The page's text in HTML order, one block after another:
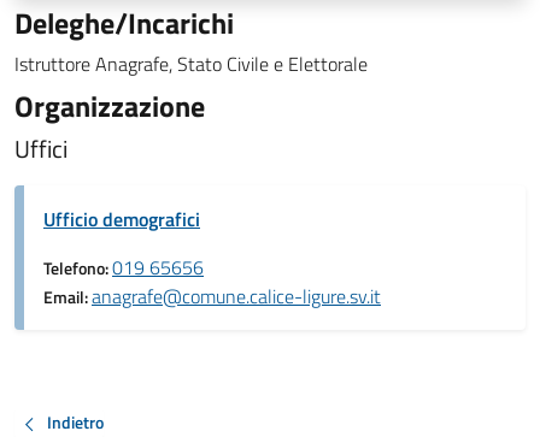
Deleghe/Incarichi
Istruttore Anagrafe, Stato Civile e Elettorale
Organizzazione
Uffici
Ufficio demografici
Telefono:019 65656
Email:anagrafe@comune.calice-ligure.sv.it
Indietro